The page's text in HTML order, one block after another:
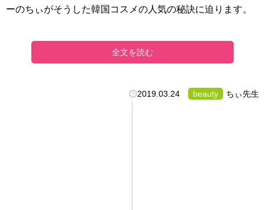
ーのちぃがそうした韓国コスメの人気の秘訣に迫ります。
全文を読む
2019.03.24 beauty ちぃ先生